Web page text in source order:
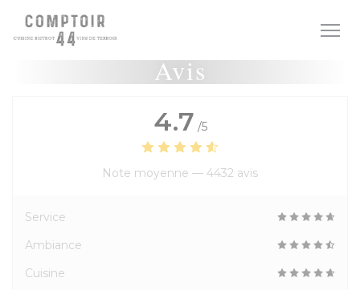
Personnalisation de vos choix en matière de cookies
Avis
4.7 /5
Note moyenne — 4432 avis
Service
Ambiance
Cuisine